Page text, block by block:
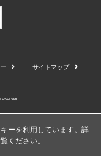
サイトマップ
ーを利用しています。詳
ください。